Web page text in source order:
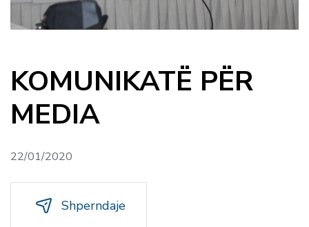
KOMUNIKATË PËR
MEDIA
22/01/2020
Shperndaje